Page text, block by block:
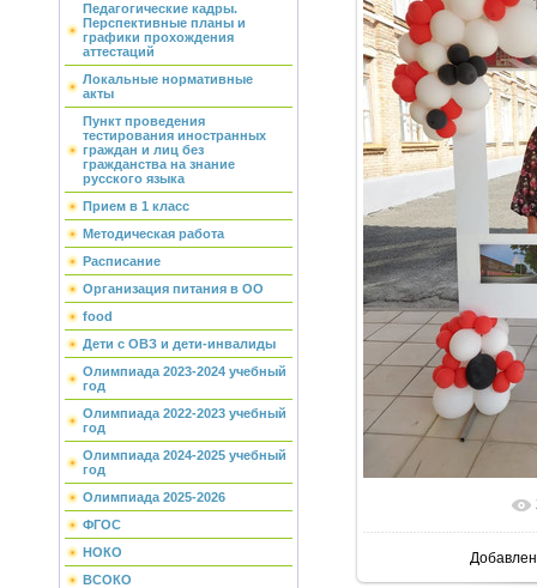
Педагогические кадры.
Перспективные планы и
графики прохождения
аттестаций
Локальные нормативные
акты
Пункт проведения
тестирования иностранных
граждан и лиц без
гражданства на знание
русского языка
Прием в 1 класс
Методическая работа
Расписание
Организация питания в ОО
food
Дети с ОВЗ и дети-инвалиды
Олимпиада 2023-2024 учебный
год
Олимпиада 2022-2023 учебный
год
Олимпиада 2024-2025 учебный
год
Олимпиада 2025-2026
ФГОС
НОКО
ВСОКО
В